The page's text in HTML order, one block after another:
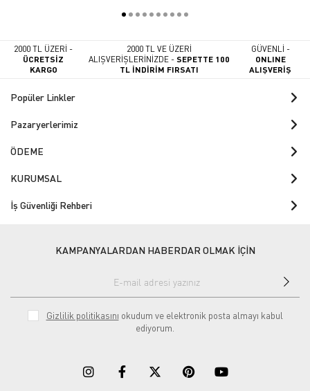
2000 TL ÜZERİ -
ÜCRETSİZ
KARGO
2000 TL VE ÜZERİ
ALIŞVERİŞLERİNİZDE -SEPETTE 100
TL İNDİRİM FIRSATI
GÜVENLİ -
ONLINE
ALIŞVERİŞ
Popüler Linkler
Pazaryerlerimiz
ÖDEME
KURUMSAL
İş Güvenliği Rehberi
KAMPANYALARDAN HABERDAR OLMAK İÇİN
Gizlilik politikasını okudum ve elektronik posta almayı kabul
ediyorum.